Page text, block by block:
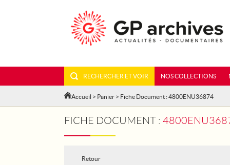
RECHERCHER ET VOIR NOS COLLECTIONS
Accueil > Panier > Fiche Document : 4800ENU36874
FICHE DOCUMENT :
Retour